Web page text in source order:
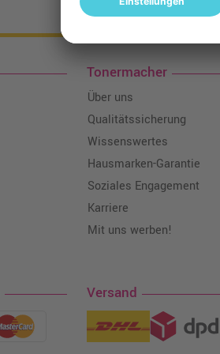
Kostenloser Versand: ab
Tonermacher
Über uns
Qualitätssicherung
Wissenswertes
Hausmarken-Garantie
Soziales Engagement
Karriere
Mit uns werben!
Versand